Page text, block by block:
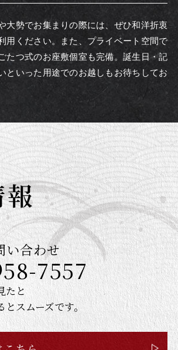
大勢でお集まりの際には、ぜひ和洋折衷
用ください。また、プライベート空間で
たつ式のお座敷個室も完備。誕生日・記
といった用途でのお越しもお待ちしてお
い合わせ
7557
たと
スムーズです。